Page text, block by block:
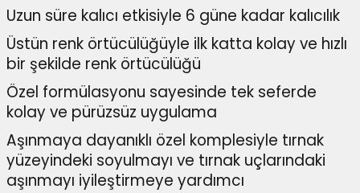
Uzun süre kalıcı etkisiyle 6 güne kadar kalıcılık
Üstün renk örtücülüğüyle ilk katta kolay ve hızlı
bir şekilde renk örtücülüğü
Özel formülasyonu sayesinde tek seferde
kolay ve pürüzsüz uygulama
Aşınmaya dayanıklı özel komplesiyle tırnak
yüzeyindeki soyulmayı ve tırnak uçlarındaki
aşınmayı iyileştirmeye yardımcı